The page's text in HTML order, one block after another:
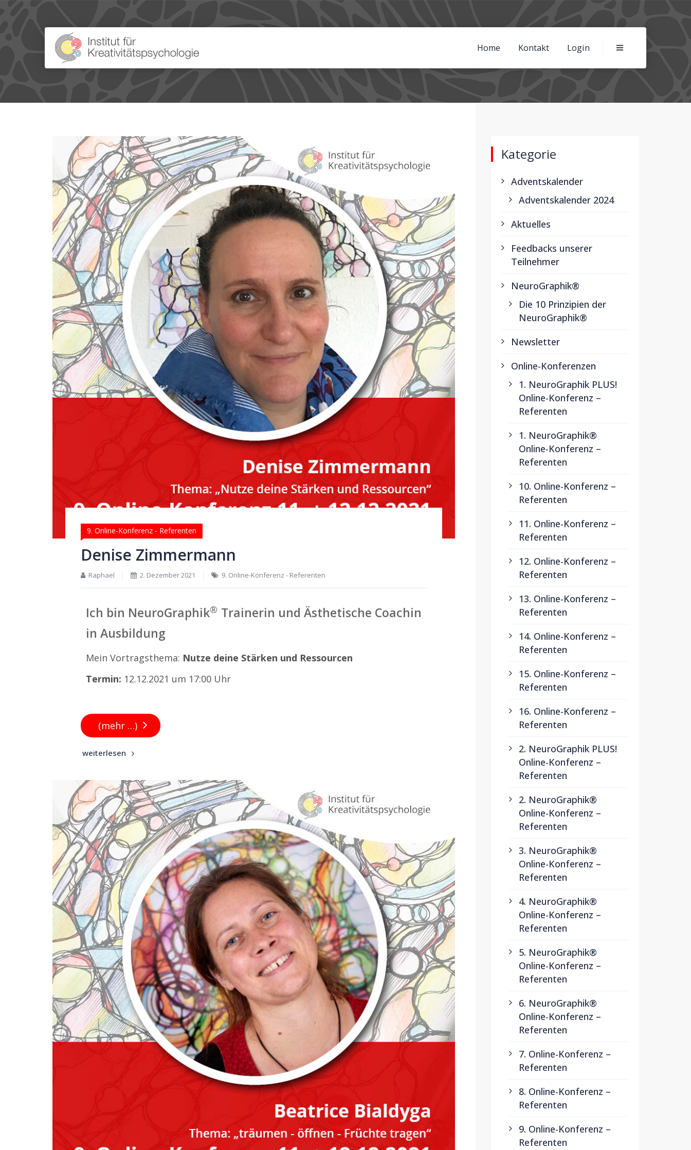
Home Kontakt Login
9. Online-Konferenz - Referenten
Denise Zimmermann
Raphael 2. Dezember 2021 9. Online-Konferenz - Referenten
Ich bin NeuroGraphik® Trainerin und Ästhetische Coachin
in Ausbildung
Mein Vortragsthema: Nutze deine Stärken und Ressourcen
Termin: 12.12.2021 um 17:00 Uhr
(mehr …)
weiterlesen
Kategorie
Adventskalender
Adventskalender 2024
Aktuelles
Feedbacks unserer
Teilnehmer
NeuroGraphik®
Die 10 Prinzipien der
NeuroGraphik®
Newsletter
Online-Konferenzen
1. NeuroGraphik PLUS!
Online-Konferenz –
Referenten
1. NeuroGraphik®
Online-Konferenz –
Referenten
10. Online-Konferenz –
Referenten
11. Online-Konferenz –
Referenten
12. Online-Konferenz –
Referenten
13. Online-Konferenz –
Referenten
14. Online-Konferenz –
Referenten
15. Online-Konferenz –
Referenten
16. Online-Konferenz –
Referenten
2. NeuroGraphik PLUS!
Online-Konferenz –
Referenten
2. NeuroGraphik®
Online-Konferenz –
Referenten
3. NeuroGraphik®
Online-Konferenz –
Referenten
4. NeuroGraphik®
Online-Konferenz –
Referenten
5. NeuroGraphik®
Online-Konferenz –
Referenten
6. NeuroGraphik®
Online-Konferenz –
Referenten
7. Online-Konferenz –
Referenten
8. Online-Konferenz –
Referenten
9. Online-Konferenz –
Referenten